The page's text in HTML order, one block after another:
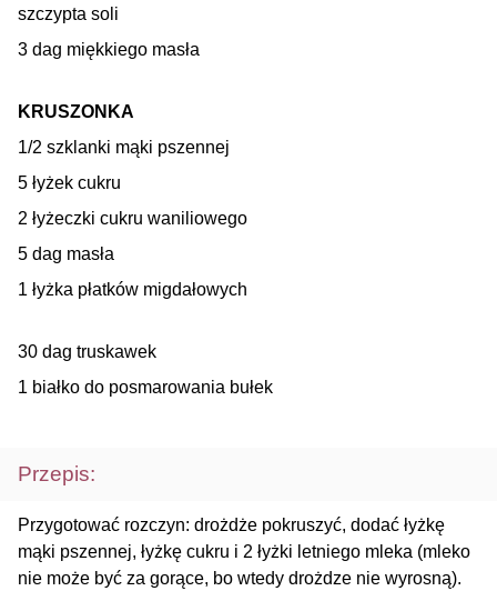
szczypta soli
3 dag miękkiego masła
KRUSZONKA
1/2 szklanki mąki pszennej
5 łyżek cukru
2 łyżeczki cukru waniliowego
5 dag masła
1 łyżka płatków migdałowych
30 dag truskawek
1 białko do posmarowania bułek
Przepis:
Przygotować rozczyn: drożdże pokruszyć, dodać łyżkę
mąki pszennej, łyżkę cukru i 2 łyżki letniego mleka (mleko
nie może być za gorące, bo wtedy drożdze nie wyrosną).